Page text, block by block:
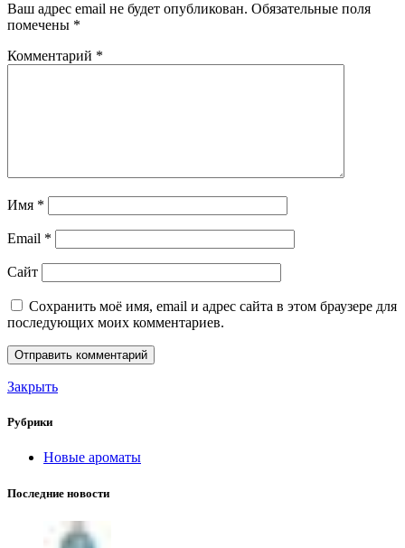
Ваш адрес email не будет опубликован. Обязательные поля
помечены *
Комментарий *
Имя *
Email *
Сайт
Сохранить моё имя, email и адрес сайта в этом браузере для
последующих моих комментариев.
Закрыть
Рубрики
Новые ароматы
Последние новости